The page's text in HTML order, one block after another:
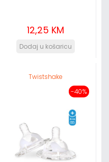
12,25 KM
Twistshake
-40%